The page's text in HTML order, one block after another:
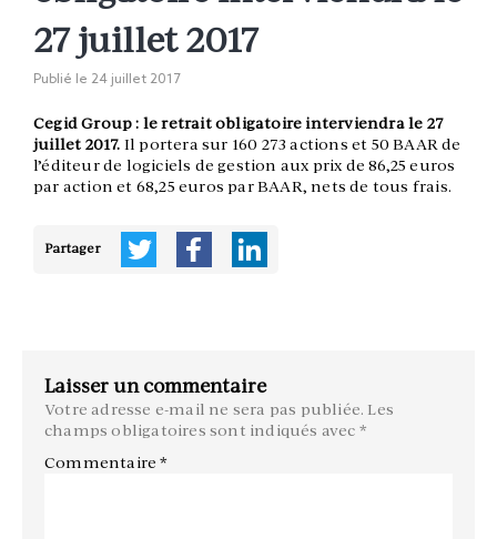
27 juillet 2017
Publié le 24 juillet 2017
Cegid Group : le retrait obligatoire interviendra le 27
juillet 2017. Il portera sur 160 273 actions et 50 BAAR de
l’éditeur de logiciels de gestion aux prix de 86,25 euros
par action et 68,25 euros par BAAR, nets de tous frais.
Partager
Laisser un commentaire
Votre adresse e-mail ne sera pas publiée. Les
champs obligatoires sont indiqués avec *
Commentaire*